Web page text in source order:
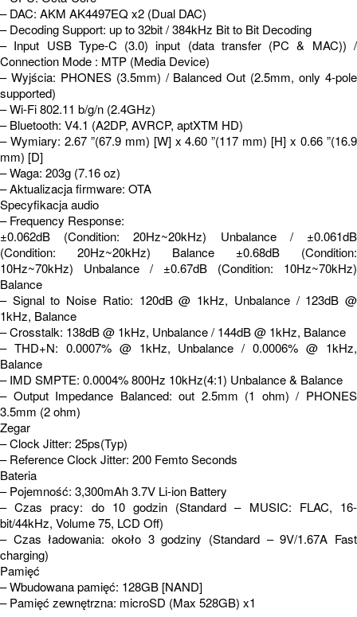
– DAC: AKM AK4497EQ x2 (Dual DAC)
– Decoding Support: up to 32bit / 384kHz Bit to Bit Decoding
– Input USB Type-C (3.0) input (data transfer (PC & MAC)) /
Connection Mode : MTP (Media Device)
– Wyjścia: PHONES (3.5mm) / Balanced Out (2.5mm, only 4-pole
supported)
– Wi-Fi 802.11 b/g/n (2.4GHz)
– Bluetooth: V4.1 (A2DP, AVRCP, aptXTM HD)
– Wymiary: 2.67 ”(67.9 mm) [W] x 4.60 ”(117 mm) [H] x 0.66 ”(16.9
mm) [D]
– Waga: 203g (7.16 oz)
– Aktualizacja firmware: OTA
Specyfikacja audio
– Frequency Response:
±0.062dB (Condition: 20Hz~20kHz) Unbalance / ±0.061dB
(Condition: 20Hz~20kHz) Balance ±0.68dB (Condition:
10Hz~70kHz) Unbalance / ±0.67dB (Condition: 10Hz~70kHz)
Balance
– Signal to Noise Ratio: 120dB @ 1kHz, Unbalance / 123dB @
1kHz, Balance
– Crosstalk: 138dB @ 1kHz, Unbalance / 144dB @ 1kHz, Balance
– THD+N: 0.0007% @ 1kHz, Unbalance / 0.0006% @ 1kHz,
Balance
– IMD SMPTE: 0.0004% 800Hz 10kHz(4:1) Unbalance & Balance
– Output Impedance Balanced: out 2.5mm (1 ohm) / PHONES
3.5mm (2 ohm)
Zegar
– Clock Jitter: 25ps(Typ)
– Reference Clock Jitter: 200 Femto Seconds
Bateria
– Pojemność: 3,300mAh 3.7V Li-ion Battery
– Czas pracy: do 10 godzin (Standard – MUSIC: FLAC, 16-
bit/44kHz, Volume 75, LCD Off)
– Czas ładowania: około 3 godziny (Standard – 9V/1.67A Fast
charging)
Pamięć
– Wbudowana pamięć: 128GB [NAND]
– Pamięć zewnętrzna: microSD (Max 528GB) x1